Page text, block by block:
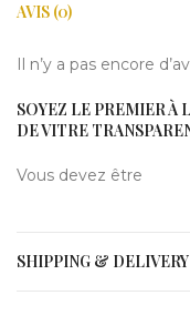
AVIS (0)
Il n’y a pas encore
SOYEZ LE PREMIER À
DE VITRE
Vous devez être
SHIPPING & DELIVERY